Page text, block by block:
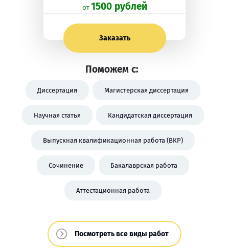
oт 1500 рублей
Заказать
Поможем с:
Диссертация Магистерская диссертация
Научная статья Кандидатская диссертация
Выпускная квалификационная работа (ВКР)
Сочинение Бакалаврская работа
Аттестационная работа
Посмотреть все виды работ